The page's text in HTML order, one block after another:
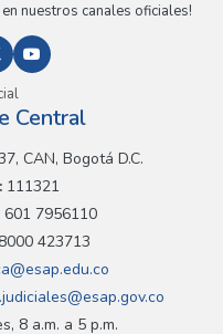
nuestros canales oficiales!
Central
CAN, Bogotá D.C.
111321
7956110
423713
8 a.m. a 5 p.m.